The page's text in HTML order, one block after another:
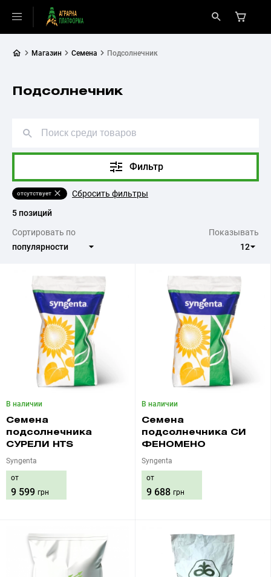
Магазин Семена Подсолнечник
Подсолнечник
отсутствует Сбросить фильтры
Фильтр
5 позиций
Сортировать по
Показывать
В наличии
Семена
подсолнечника
СУРЕЛИ HTS
Syngenta
от
9 599 грн
В наличии
Семена
подсолнечника СИ
ФЕНОМЕНО
Syngenta
от
9 688 грн